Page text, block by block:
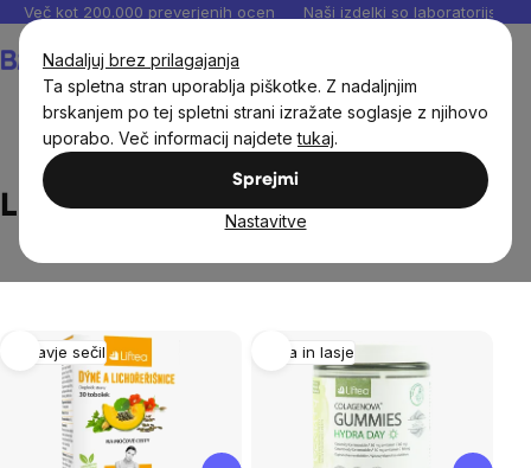
Nadaljuj brez prilagajanja
Ta spletna stran uporablja piškotke. Z nadaljnjim
brskanjem po tej spletni strani izražate soglasje z njihovo
uporabo. Več informacij najdetetukaj.
Sprejmi
Nastavitve
Preskoči
vsebino
Več kot 200.000 preverjenih ocen Naši izdelki so laboratorijsko
Liftea
List
products
Zdravje sečil Koža in lasje